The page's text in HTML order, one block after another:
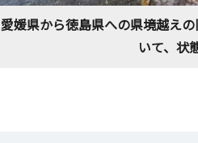
愛媛県から徳島県への県境越え
いて、状